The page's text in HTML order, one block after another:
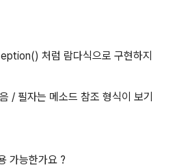
처럼 람다식으로 구현하지
/ 필자는 메소드 참조 형식이 보기
가능한가요 ?